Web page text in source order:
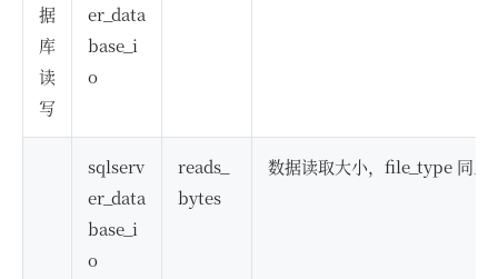
据
库
读
写
er_data
base_i
o
sqlserv
er_data
base_i
o
reads_
bytes
数据读取大小，file_type 同上